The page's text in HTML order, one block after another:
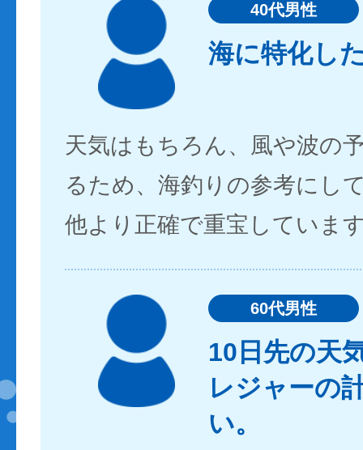
40代男性
海に特化し
天気はもちろん、風や波の
るため、海釣りの参考にし
他より正確で重宝していま
60代男性
10日先の天
レジャーの
い。